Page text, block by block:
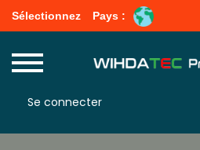
Sélectionnez Pays :
Se connecter